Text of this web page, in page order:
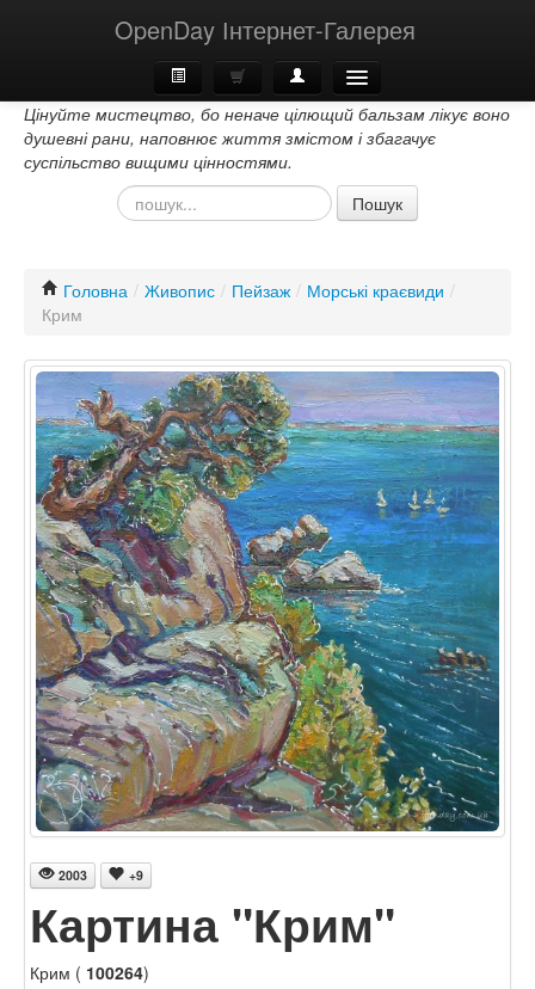
OpenDay Інтернет-Галерея
Головна
Про Нас
Цінуйте мистецтво, бо неначе цілющий бальзам лікує воно
душевні рани, наповнює життя змістом і збагачує
суспільство вищими цінностями.
Пошук
Головна / Живопис / Пейзаж / Морські краєвиди /
Крим
2003 +9
Картина "Крим"
Крим ( 100264)